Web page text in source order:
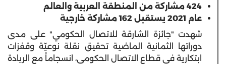
424 مشاركة من المنطقة العربية والعالم
عام 2021 يستقبل 162 مشاركة خارجية
شهدت "جائزة الشارقة للاتصال الحكومي" على مدى
دوراتها الثمانية الماضية تحقيق نقلة نوعيّة وقفزات
ابتكارية في قطاع الاتصال الحكومي، انسجاماً مع الريادة